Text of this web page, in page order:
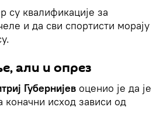
су квалификације за
и да сви спортисти морају
али и опрез
Губернијев оценио је да је
коначни исход зависи од